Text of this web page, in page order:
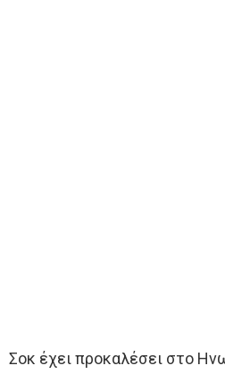
Σοκ έχει προκαλέσει στο